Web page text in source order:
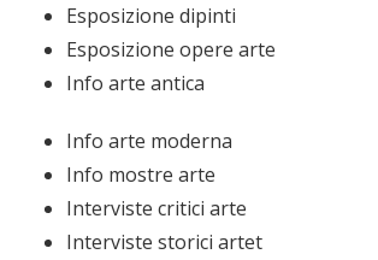
Esposizione dipinti
Esposizione opere arte
Info arte antica
Info arte moderna
Info mostre arte
Interviste critici arte
Interviste storici artet